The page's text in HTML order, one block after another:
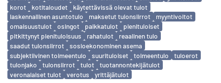
korot
kotitaloudet
käytettävissä olevat tulot
laskennallinen asuntotulo
maksetut tulonsiirrot
myyntivoitot
omaisuustulot
osingot palkkatulot
pienituloiset
pitkittynyt pienituloisuus
rahatulot
reaalinen tulo
saadut tulonsiirrot
sosioekonominen asema
subjektiivinen toimeentulo
suurituloiset toimeentulo
tuloerot
tulonjako
tulonsiirrot tulot
tuotannontekijätulot
veronalaiset tulot
verotus yrittäjätulot